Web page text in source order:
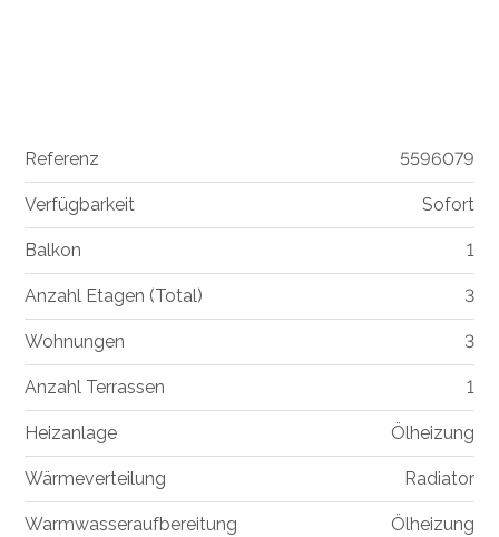
Referenz 5596079
Verfügbarkeit Sofort
Balkon 1
Anzahl Etagen (Total) 3
Wohnungen 3
Anzahl Terrassen 1
Heizanlage Ölheizung
Wärmeverteilung Radiator
Warmwasseraufbereitung Ölheizung